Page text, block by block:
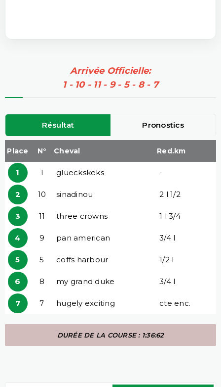
Arrivée Officielle:
1 - 10 - 11 - 9 - 5 - 8 - 7
Résultat Pronostics
Place N° Cheval Red.km
1 1 glueckskeks -
2 10 sinadinou 2 l 1/2
3 11 three crowns 1 l 3/4
4 9 pan american 3/4 l
5 5 coffs harbour 1/2 l
6 8 my grand duke 3/4 l
7 7 hugely exciting cte enc.
DURÉE DE LA COURSE : 1:36:62